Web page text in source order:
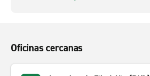
Oficinas cercanas